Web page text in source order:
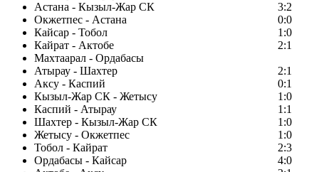
Астана - Кызыл-Жар СК
3:2
Окжетпес - Астана
0:0
Кайсар - Тобол
1:0
Кайрат - Актобе
2:1
Махтаарал - Ордабасы
Атырау - Шахтер
2:1
Аксу - Каспий
0:1
Кызыл-Жар СК - Жетысу
1:0
Каспий - Атырау
1:1
Шахтер - Кызыл-Жар СК
1:0
Жетысу - Окжетпес
1:0
Тобол - Кайрат
2:3
Ордабасы - Кайсар
4:0